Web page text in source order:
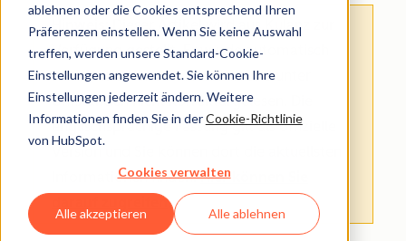
ablehnen oder die Cookies entsprechend Ihren
Präferenzen einstellen. Wenn Sie keine Auswahl
treffen, werden unsere Standard-Cookie-
Einstellungen angewendet. Sie können Ihre
Einstellungen jederzeit ändern. Weitere
Informationen finden Sie in derCookie-Richtlinie
von HubSpot.
Cookies verwalten
Alle akzeptieren Alle ablehnen
: Dieser Artikel wird aus Kulanz zur
Verfügung gestellt.Er wurde automatisch
mit einer Software übersetzt und unter
Umständen nicht korrekturgelesen. Die
englischsprachige Fassung gilt als offizielle
Version und Sie können dort die aktuellsten
Informationen finden.Hier können Sie
darauf zugreifen.